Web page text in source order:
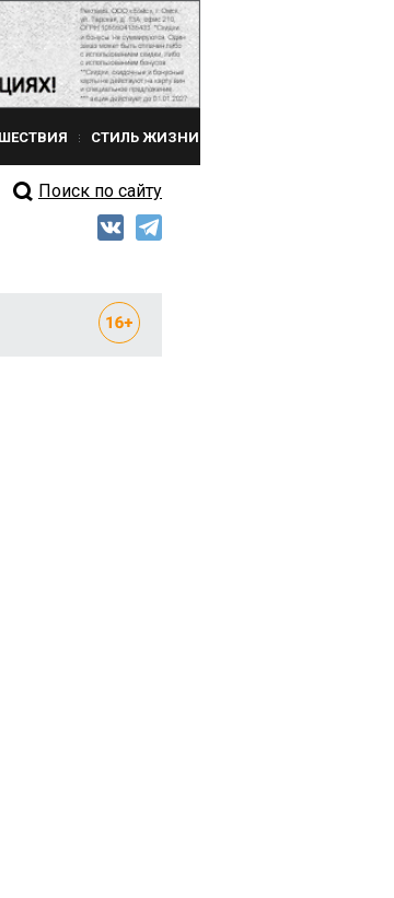
СТИЛЬ ЖИЗНИ
Поиск по сайту